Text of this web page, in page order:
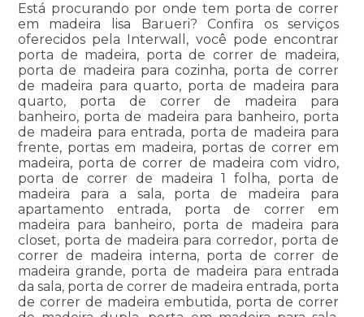
Está procurando por onde tem porta de correr
em madeira lisa Barueri? Confira os serviços
oferecidos pela Interwall, você pode encontrar
porta de madeira, porta de correr de madeira,
porta de madeira para cozinha, porta de correr
de madeira para quarto, porta de madeira para
quarto, porta de correr de madeira para
banheiro, porta de madeira para banheiro, porta
de madeira para entrada, porta de madeira para
frente, portas em madeira, portas de correr em
madeira, porta de correr de madeira com vidro,
porta de correr de madeira 1 folha, porta de
madeira para a sala, porta de madeira para
apartamento entrada, porta de correr em
madeira para banheiro, porta de madeira para
closet, porta de madeira para corredor, porta de
correr de madeira interna, porta de correr de
madeira grande, porta de madeira para entrada
da sala, porta de correr de madeira entrada, porta
de correr de madeira embutida, porta de correr